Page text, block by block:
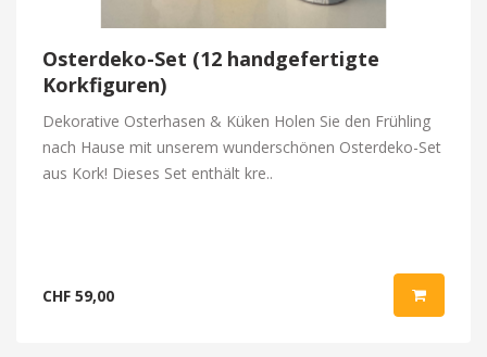
Osterdeko-Set (12 handgefertigte
Korkfiguren)
Dekorative Osterhasen & Küken Holen Sie den Frühling
nach Hause mit unserem wunderschönen Osterdeko-Set
aus Kork! Dieses Set enthält kre..
CHF 59,00